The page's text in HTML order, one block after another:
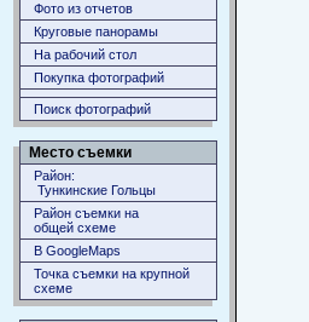
Фото из отчетов
Круговые панорамы
На рабочий стол
Покупка фотографий
Поиск фотографий
Место съемки
Район:
Тункинские Гольцы
Район съемки на
общей схеме
В GoogleMaps
Точка съемки на крупной
схеме